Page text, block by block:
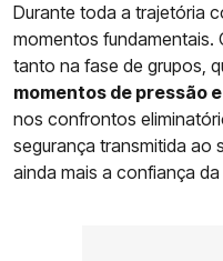
Durante toda a trajetória
momentos fundamentais.
tanto na fase de grupos,
momentos de pressão
nos confrontos
segurança transmitida ao
ainda mais a confiança